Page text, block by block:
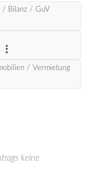
/ Bilanz / GuV
/ Vermietung
keine